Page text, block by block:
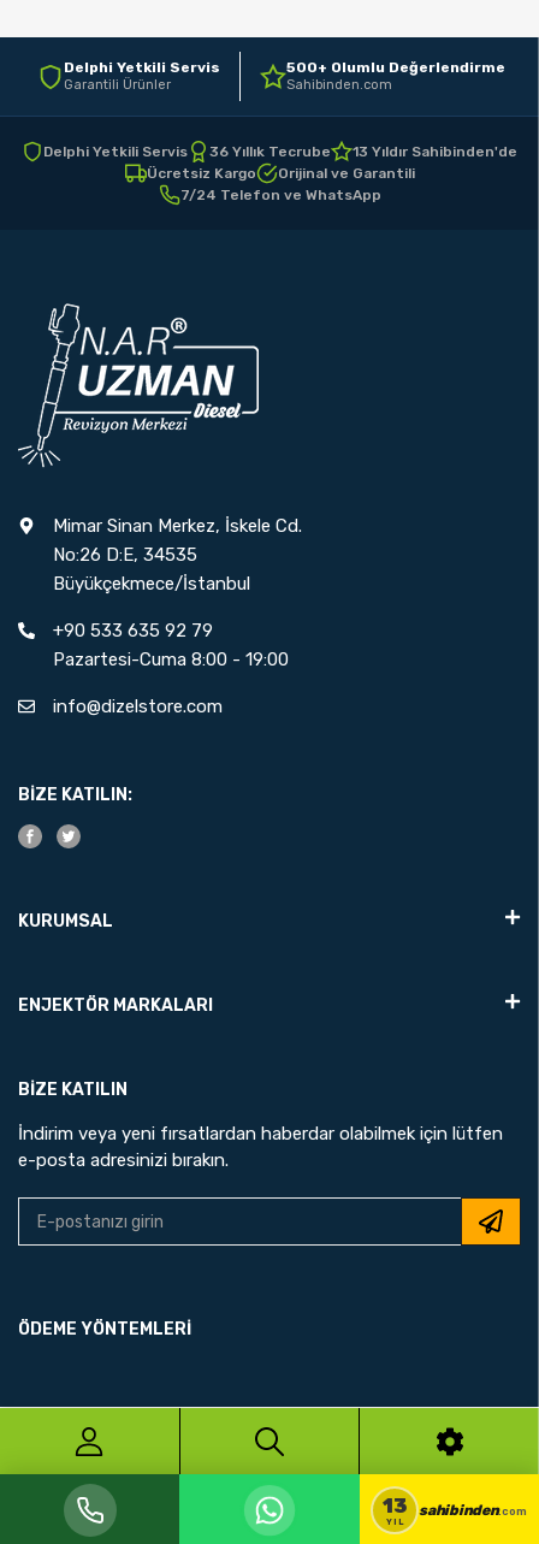
Delphi Yetkili Servis
Garantili Ürünler
500+ Olumlu Değerlendirme
Sahibinden.com
Delphi Yetkili Servis 36 Yıllık Tecrube
13 Yıldır Sahibinden'de
Ücretsiz Kargo
Orijinal ve Garantili
7/24 Telefon ve WhatsApp
Mimar Sinan Merkez, İskele Cd.
No:26 D:E, 34535
Büyükçekmece/İstanbul
+90 533 635 92 79
Pazartesi-Cuma 8:00 - 19:00
info@dizelstore.com
BIZE KATILIN:
KURUMSAL
ENJEKTÖR MARKALARI
BIZE KATILIN
İndirim veya yeni fırsatlardan haberdar olabilmek için lütfen
e-posta adresinizi bırakın.
ÖDEME YÖNTEMLERİ
© 2026 N.A.R UZMAN
13
YIL
sahibinden.com